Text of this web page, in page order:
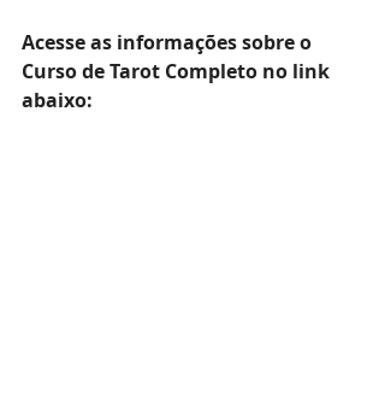
Acesse as informações sobre o
Curso de Tarot Completo no link
abaixo: